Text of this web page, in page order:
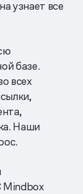
узнает все
базе.
всех
Наши
Mindbox